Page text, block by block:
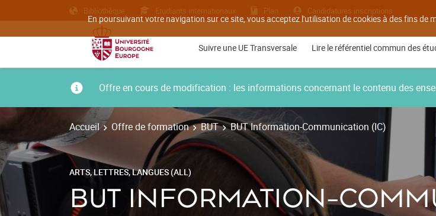
En poursuivant votre navigation sur ce site, vous acceptez l'utilisation de cookies à des fins de
Bibliothèque Etudiants internationaux Plan Candidatures inscriptions
Suivre une UE Transversale Lire le référentiel commun des
Offre en cours de modification : les informations concernant le contenu des
Accueil Offre de formation BUT BUT Information-Communication (IC)
ARTS, LETTRES, LANGUES (ALL)
BUT INFORMATION-